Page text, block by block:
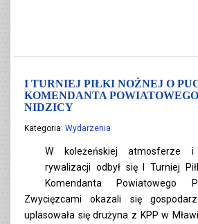
I TURNIEJ PIŁKI NOŻNEJ O
KOMENDANTA
NIDZICY
Kategoria: Wydarzenia
W koleżeńskiej atmosferze
rywalizacji odbył się I Turniej
Komendanta Powiatowego
Zwycięzcami okazali się
uplasowała się drużyna z KPP w